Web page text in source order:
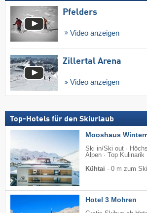
Pfelders
Video anzeigen
Zillertal Arena
Video anzeigen
Top-Hotels für den Skiurlaub
Mooshaus
Ski in/Ski out ·
Alpen · Top Kulinarik
Kühtai · 0 m zum
Hotel 3 Mohren